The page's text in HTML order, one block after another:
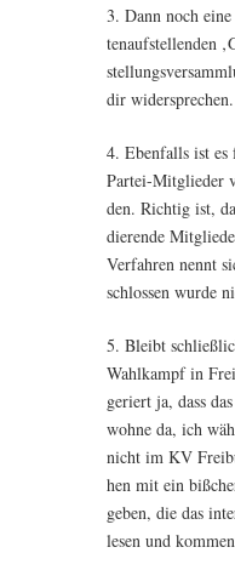
3. Dann noch
ten­auf­stel­len­den
dir widersprechen.
4. Eben­falls ist es
Par­tei-Mit­glie­der
den. Rich­tig ist,
die­ren­de
Ver­fah­ren nennt
schlos­sen wur­de
5. Bleibt
Wahl­kampf in
ge­riert ja, dass
woh­ne da, ich
nicht im KV
hen mit ein
geben, die das
lesen und